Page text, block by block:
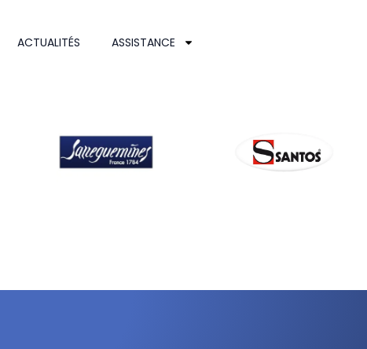
ACTUALITÉS ASSISTANCE